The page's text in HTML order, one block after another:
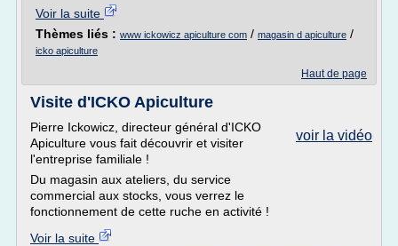
Voir la suite
Thèmes liés : www ickowicz apiculture com / magasin d apiculture /
icko apiculture
Haut de page
Visite d'ICKO Apiculture
voir la vidéo
Pierre Ickowicz, directeur général d'ICKO
Apiculture vous fait découvrir et visiter
l'entreprise familiale !
Du magasin aux ateliers, du service
commercial aux stocks, vous verrez le
fonctionnement de cette ruche en activité !
Voir la suite